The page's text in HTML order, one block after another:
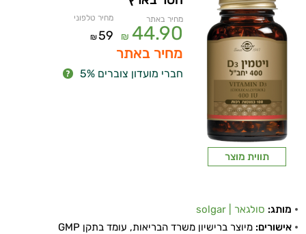
תווית מוצר
מחיר באתר
44.90
₪
מחיר טלפוני
59
₪
מחיר באתר
חברי מועדון צוברים 5%
מותג: סולגאר | solgar
אישורים: מיוצר ברישיון משרד הבריאות, עומד בתקן GMP